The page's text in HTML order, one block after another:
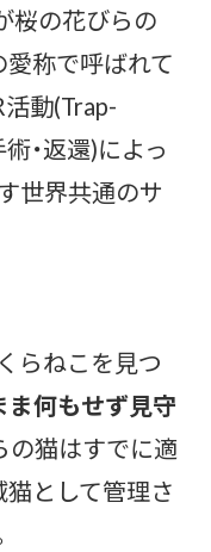
桜の花びらの
愛称で呼ばれて
活動(Trap-
・返還)によっ
世界共通のサ
らねこを見つ
ま何もせず見守
の猫はすでに適
猫として管理さ